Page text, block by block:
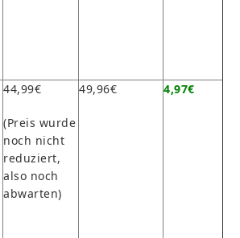
44,99€
(Preis wurde
noch nicht
reduziert,
also noch
abwarten)
49,96€ 4,97€